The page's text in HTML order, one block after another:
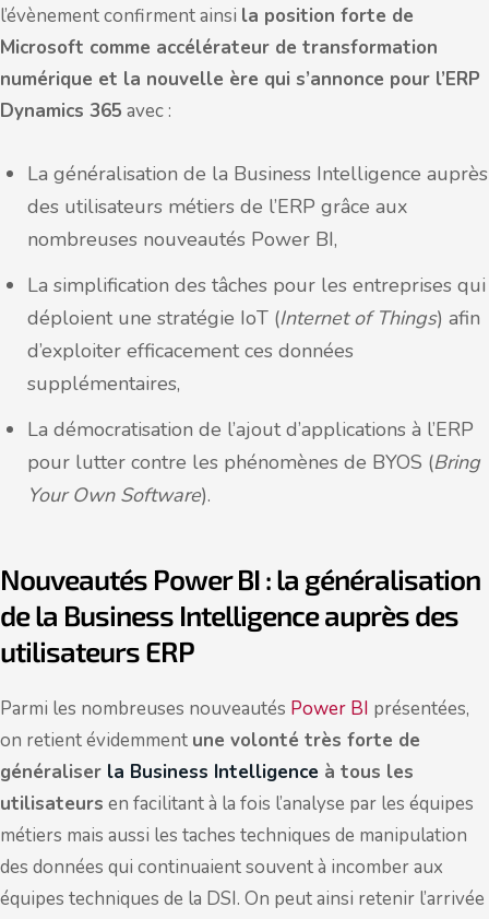
l’évènement confirment ainsi la position forte de
Microsoft comme accélérateur de transformation
numérique et la nouvelle ère qui s’annonce pour l’ERP
Dynamics 365 avec :
La généralisation de la Business Intelligence auprès
des utilisateurs métiers de l’ERP grâce aux
nombreuses nouveautés Power BI,
La simplification des tâches pour les entreprises qui
déploient une stratégie IoT (Internet of Things) afin
d’exploiter efficacement ces données
supplémentaires,
La démocratisation de l’ajout d’applications à l’ERP
pour lutter contre les phénomènes de BYOS (Bring
Your Own Software).
Nouveautés Power BI : la généralisation
de la Business Intelligence auprès des
utilisateurs ERP
Parmi les nombreuses nouveautés Power BI présentées,
on retient évidemment une volonté très forte de
généraliser la Business Intelligence à tous les
utilisateurs en facilitant à la fois l’analyse par les équipes
métiers mais aussi les taches techniques de manipulation
des données qui continuaient souvent à incomber aux
équipes techniques de la DSI. On peut ainsi retenir l’arrivée